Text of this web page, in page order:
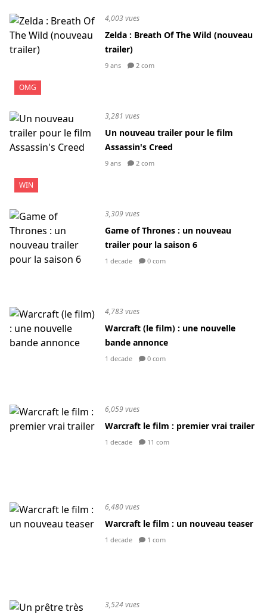
OMG
4,003 vues
Zelda : Breath Of The Wild (nouveau
trailer)
9 ans 2 com
WIN
3,281 vues
Un nouveau trailer pour le film
Assassin's Creed
9 ans 2 com
3,309 vues
Game of Thrones : un nouveau
trailer pour la saison 6
1 decade 0 com
4,783 vues
Warcraft (le film) : une nouvelle
bande annonce
1 decade 0 com
6,059 vues
Warcraft le film : premier vrai trailer
1 decade 11 com
6,480 vues
Warcraft le film : un nouveau teaser
1 decade 1 com
3,524 vues